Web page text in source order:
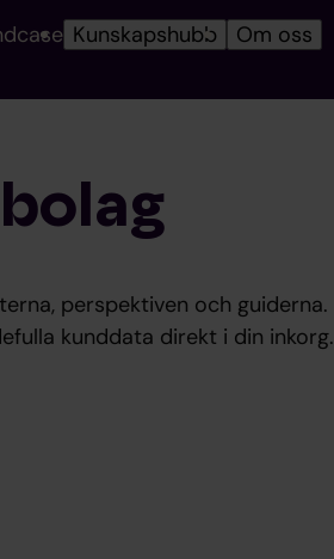
Kunskapshubb Om oss
perspektiven och guiderna.
kunddata direkt i din inkorg.